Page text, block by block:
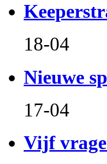
18-04
Nieuwe
17-04
Vijf